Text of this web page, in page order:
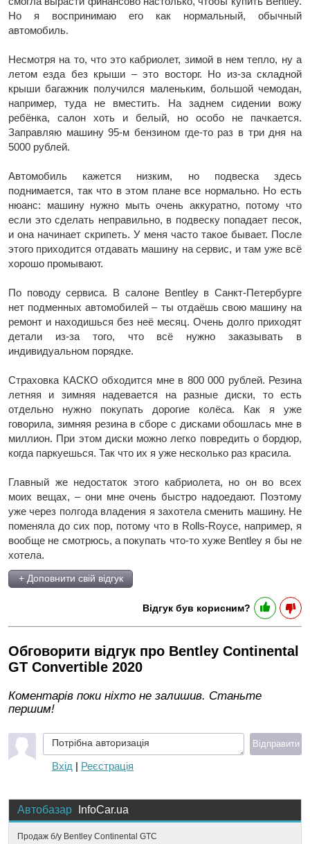
Но я воспринимаю его как нормальный, обычный
автомобиль.
Несмотря на то, что это кабриолет, зимой в нем тепло, ну а
летом езда без крыши – это восторг. Но из-за складной
крыши багажник получился маленьким, большой чемодан,
например, туда не вместить. На заднем сидении вожу
ребёнка, салон хоть и белый, но особо не пачкается.
Заправляю машину 95-м бензином где-то раз в три дня на
5000 рублей.
Автомобиль кажется низким, но подвеска здесь
поднимается, так что в этом плане все нормально. Но есть
нюанс: машину нужно мыть очень аккуратно, потому что
если это сделать неправильно, в подвеску попадает песок,
и она начинает скрипеть. У меня часто такое бывает. После
этого приходится отдавать машину на сервис, и там уже всё
хорошо промывают.
По поводу сервиса. В салоне Bentley в Санкт-Петербурге
нет подменных автомобилей – ты отдаёшь свою машину на
ремонт и находишься без неё месяц. Очень долго приходят
детали из-за того, что всё нужно заказывать в
индивидуальном порядке.
Страховка КАСКО обходится мне в 800 000 рублей. Резина
летняя и зимняя надевается на разные диски, то есть
отдельно нужно покупать дорогие колёса. Как я уже
говорила, зимняя резина в сборе с дисками обошлась мне в
миллион. При этом диски можно легко повредить о бордюр,
когда паркуешься. Так что их я уже несколько раз красила.
Главный же недостаток этого кабриолета, но он во всех
моих вещах, – они мне очень быстро надоедают. Поэтому
уже через полгода владения я захотела сменить машину. Не
поменяла до сих пор, потому что в Rolls-Royce, например, я
вообще не смотрюсь, а покупать что-то хуже Bentley я бы не
хотела.
+ Доповнити свій відгук
Відгук був корисним?
Обговорити відгук про Bentley Continental
GT Convertible 2020
Коментарів поки ніхто не залишив. Станьте
першим!
Потрібна авторизація
Вхід | Реєстрація
Відправити
Автобазар InfoCar.ua
Продаж б/у Bentley Continental GTC